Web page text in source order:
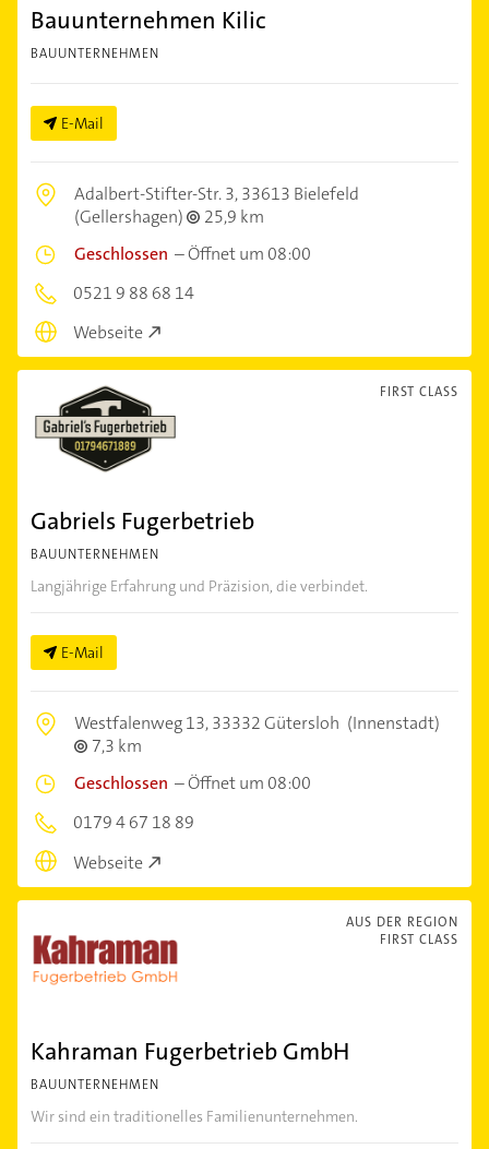
Bauunternehmen Kilic
BAUUNTERNEHMEN
E-Mail
Adalbert-Stifter-Str. 3,33613 Bielefeld
(Gellershagen)
25,9 km
Geschlossen –Öffnet um 08:00
0521 9 88 68 14
Webseite
FIRST CLASS
Gabriels Fugerbetrieb
BAUUNTERNEHMEN
Langjährige Erfahrung und Präzision, die verbindet.
E-Mail
Westfalenweg 13,33332 Gütersloh (Innenstadt)
7,3 km
Geschlossen –Öffnet um 08:00
0179 4 67 18 89
Webseite
AUS DER REGION
FIRST CLASS
Kahraman Fugerbetrieb GmbH
BAUUNTERNEHMEN
Wir sind ein traditionelles Familienunternehmen.